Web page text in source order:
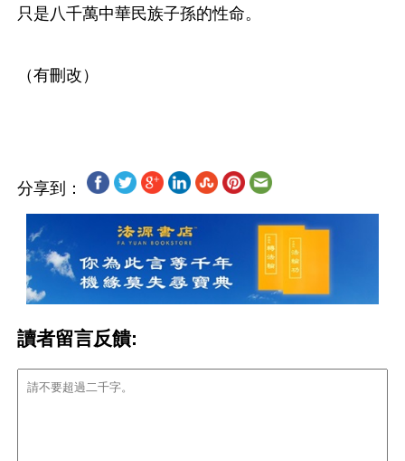
只是八千萬中華民族子孫的性命。
（有刪改）
分享到：
讀者留言反饋: